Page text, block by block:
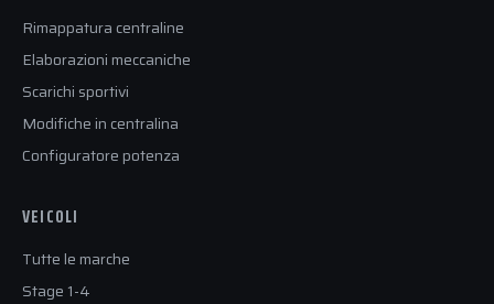
Rimappatura centraline
Elaborazioni meccaniche
Scarichi sportivi
Modifiche in centralina
Configuratore potenza
VEICOLI
Tutte le marche
Stage 1-4